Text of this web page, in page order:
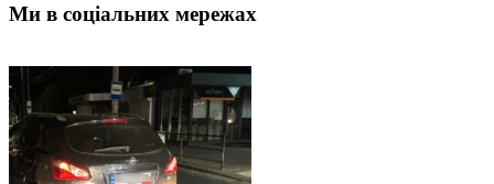
Ми в соціальних мережах